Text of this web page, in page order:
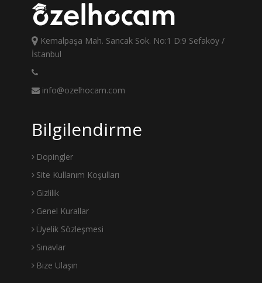
Kemalpaşa Mah. Sancak Sok. No:1 D:9 Sefaköy /
İstanbul
info@ozelhocam.com
Bilgilendirme
Dopingler
Site Kullanım Koşulları
Gizlilik
Genel Kurallar
Üyelik Sözleşmesi
Sınavlar
Bize Ulaşın